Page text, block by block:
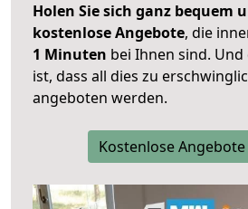
Holen Sie sich ganz bequem
kostenlose Angebote, die
1 Minuten bei Ihnen sind. Und
ist, dass all dies zu
angeboten werden.
Kostenlose